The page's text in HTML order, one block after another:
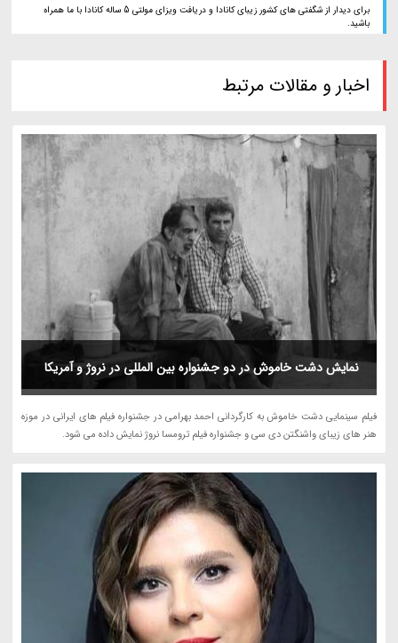
برای دیدار از شگفتی های کشور زیبای کانادا و دریافت ویزای مولتی 5 ساله کانادا با ما همراه
باشید.
اخبار و مقالات مرتبط
نمایش دشت خاموش در دو جشنواره بین المللی در نروژ و آمریکا
فیلم سینمایی دشت خاموش به کارگردانی احمد بهرامی در جشنواره فیلم های ایرانی در موزه
هنر های زیبای واشنگتن دی سی و جشنواره فیلم ترومسا نروژ نمایش داده می شود.